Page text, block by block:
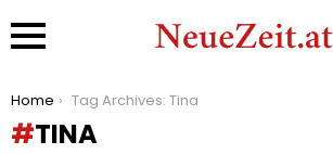
You are here:
Home Tag Archives: Tina
TINA